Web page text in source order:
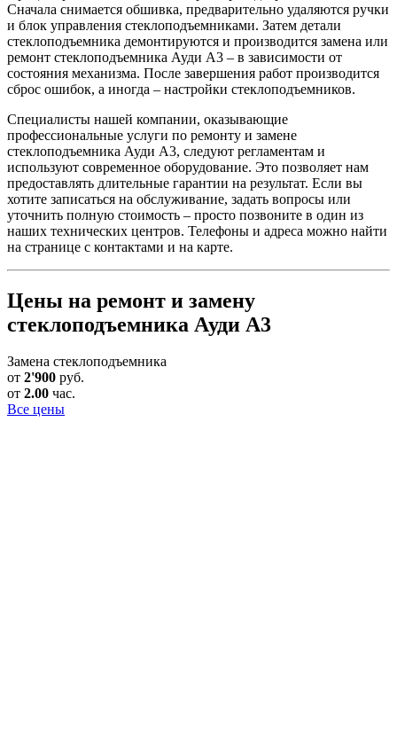
Сначала снимается обшивка, предварительно удаляются ручки
и блок управления стеклоподъемниками. Затем детали
стеклоподъемника демонтируются и производится замена или
ремонт стеклоподъемника Ауди А3 – в зависимости от
состояния механизма. После завершения работ производится
сброс ошибок, а иногда – настройки стеклоподъемников.
Специалисты нашей компании, оказывающие
профессиональные услуги по ремонту и замене
стеклоподъемника Ауди А3, следуют регламентам и
используют современное оборудование. Это позволяет нам
предоставлять длительные гарантии на результат. Если вы
хотите записаться на обслуживание, задать вопросы или
уточнить полную стоимость – просто позвоните в один из
наших технических центров. Телефоны и адреса можно найти
на странице с контактами и на карте.
Цены на ремонт и замену
стеклоподъемника Ауди А3
Замена стеклоподъемника
от 2'900 руб.
от 2.00 час.
Все цены